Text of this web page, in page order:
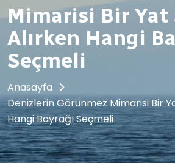
Mimarisi Bir Yat
Alırken Hangi
Seçmeli
Anasayfa
Denizlerin Görünmez Mimarisi Bir
Hangi Bayrağı Seçmeli